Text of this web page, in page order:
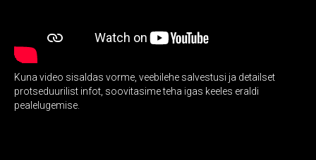
Kuna video sisaldas vorme, veebilehe salvestusi ja detailset
protseduurilist infot, soovitasime teha igas keeles eraldi
pealelugemise.